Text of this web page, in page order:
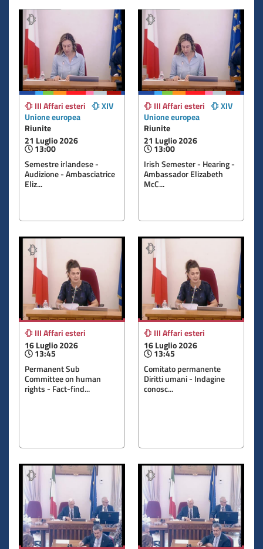
III Affari esteri
XIV
Unione europea
Riunite
21 Luglio 2026
13:00
Semestre irlandese -
Audizione - Ambasciatrice
Eliz...
III Affari esteri
XIV
Unione europea
Riunite
21 Luglio 2026
13:00
Irish Semester - Hearing -
Ambassador Elizabeth
McC...
III Affari esteri
16 Luglio 2026
13:45
Permanent Sub
Committee on human
rights - Fact-find...
III Affari esteri
16 Luglio 2026
13:45
Comitato permanente
Diritti umani - Indagine
conosc...